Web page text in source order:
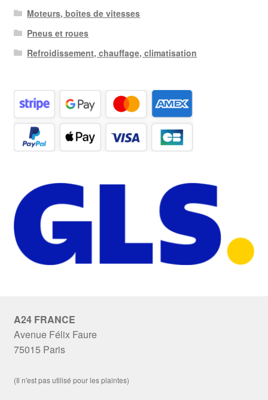
Moteurs, boîtes de vitesses
Pneus et roues
Refroidissement, chauffage, climatisation
A24 FRANCE
Avenue Félix Faure
75015 Paris
(Il n'est pas utilisé pour les plaintes)